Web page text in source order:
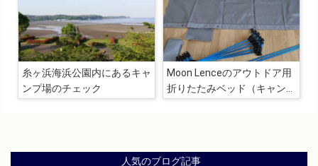
糸ヶ浜海浜公園内にあるキャ
ンプ場のチェック
Moon Lenceのアウトドア用
折りたたみベッド（キャンプ
人気のブログ記事